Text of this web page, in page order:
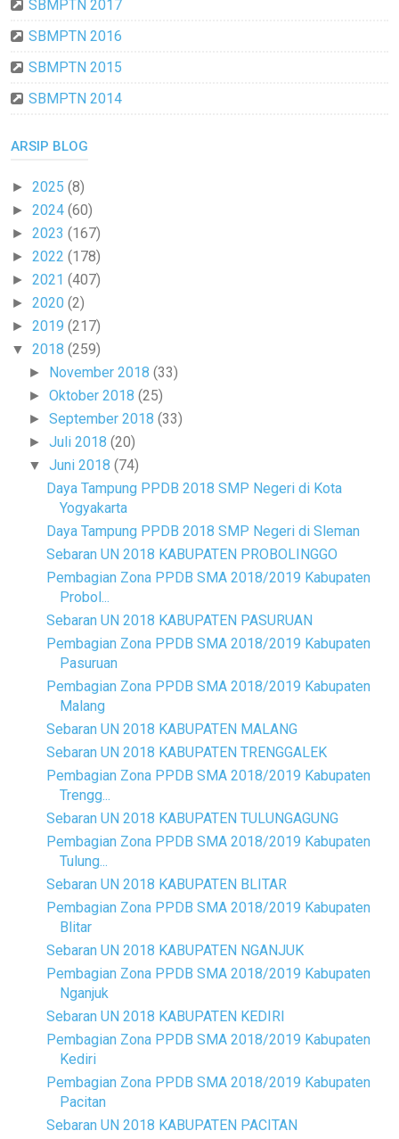
SBMPTN 2017
SBMPTN 2016
SBMPTN 2015
SBMPTN 2014
ARSIP BLOG
► 2025 (8)
► 2024 (60)
► 2023 (167)
► 2022 (178)
► 2021 (407)
► 2020 (2)
► 2019 (217)
▼ 2018 (259)
► November 2018(33)
►Oktober 2018(25)
►September 2018(33)
►Juli 2018(20)
▼Juni 2018(74)
Daya Tampung PPDB 2018 SMP Negeri di Kota
Yogyakarta
Daya Tampung PPDB 2018 SMP Negeri di Sleman
Sebaran UN 2018 KABUPATEN PROBOLINGGO
Pembagian Zona PPDB SMA 2018/2019 Kabupaten
Probol...
Sebaran UN 2018 KABUPATEN PASURUAN
Pembagian Zona PPDB SMA 2018/2019 Kabupaten
Pasuruan
Pembagian Zona PPDB SMA 2018/2019 Kabupaten
Malang
Sebaran UN 2018 KABUPATEN MALANG
Sebaran UN 2018 KABUPATEN TRENGGALEK
Pembagian Zona PPDB SMA 2018/2019 Kabupaten
Trengg...
Sebaran UN 2018 KABUPATEN TULUNGAGUNG
Pembagian Zona PPDB SMA 2018/2019 Kabupaten
Tulung...
Sebaran UN 2018 KABUPATEN BLITAR
Pembagian Zona PPDB SMA 2018/2019 Kabupaten
Blitar
Sebaran UN 2018 KABUPATEN NGANJUK
Pembagian Zona PPDB SMA 2018/2019 Kabupaten
Nganjuk
Sebaran UN 2018 KABUPATEN KEDIRI
Pembagian Zona PPDB SMA 2018/2019 Kabupaten
Kediri
Pembagian Zona PPDB SMA 2018/2019 Kabupaten
Pacitan
Sebaran UN 2018 KABUPATEN PACITAN